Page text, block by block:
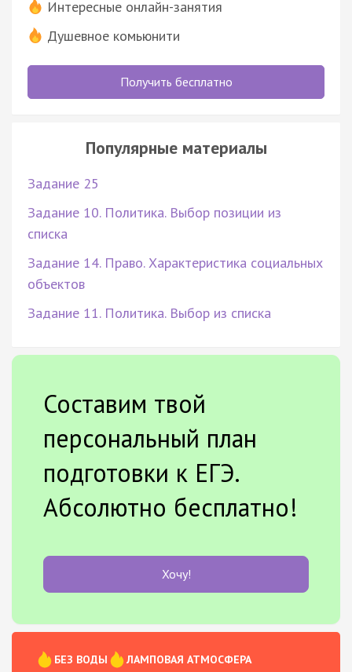
Интересные онлайн-занятия
Душевное комьюнити
Получить бесплатно
Популярные материалы
Задание 25
Задание 10. Политика. Выбор позиции из
списка
Задание 14. Право. Характеристика социальных
объектов
Задание 11. Политика. Выбор из списка
Составим твой
персональный план
подготовки к ЕГЭ.
Абсолютно бесплатно!
Хочу!
БЕЗ ВОДЫ
ЛАМПОВАЯ АТМОСФЕРА